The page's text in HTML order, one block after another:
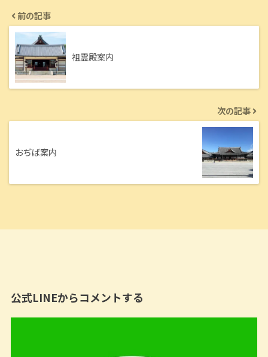
前の記事
祖霊殿案内
次の記事
おぢば案内
公式LINEからコメントする